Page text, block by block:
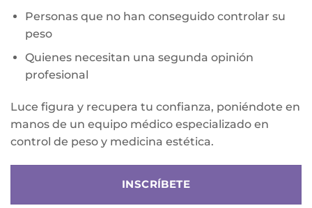
Personas que no han conseguido controlar su
peso
Quienes necesitan una segunda opinión
profesional
Luce figura y recupera tu confianza, poniéndote en
manos de un equipo médico especializado en
control de peso y medicina estética.
INSCRÍBETE